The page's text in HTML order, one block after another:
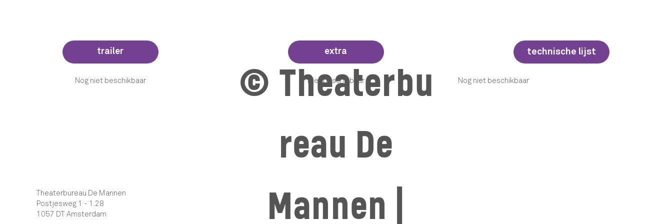
trailer
Nog niet beschikbaar
extra
Niet beschikbaar
technische lijst
Nog niet beschikbaar
© Theaterbu
reau De
Mannen |
Theaterbureau De Mannen
Postjesweg 1 - 1.28
1057 DT Amsterdam